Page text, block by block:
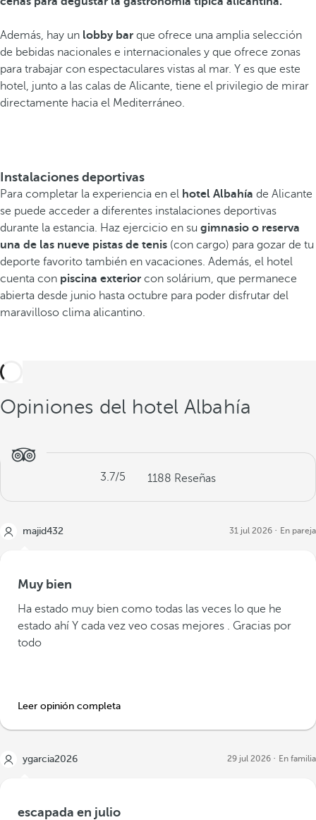
Además, hay un lobby bar que ofrece una amplia selección
de bebidas nacionales e internacionales y que ofrece zonas
para trabajar con espectaculares vistas al mar. Y es que este
hotel, junto a las calas de Alicante, tiene el privilegio de mirar
directamente hacia el Mediterráneo.
Instalaciones deportivas
Para completar la experiencia en el hotel Albahía de Alicante
se puede acceder a diferentes instalaciones deportivas
durante la estancia. Haz ejercicio en su gimnasio o reserva
una de las nueve pistas de tenis (con cargo) para gozar de tu
deporte favorito también en vacaciones. Además, el hotel
cuenta con piscina exterior con solárium, que permanece
abierta desde junio hasta octubre para poder disfrutar del
maravilloso clima alicantino.
Opiniones del hotel Albahía
3.7/5 1188 Reseñas
majid432 31 jul 2026 En pareja
Muy bien
Ha estado muy bien como todas las veces lo que he
estado ahí Y cada vez veo cosas mejores . Gracias por
todo
Leer opinión completa
ygarcia2026 29 jul 2026 En familia
escapada en julio